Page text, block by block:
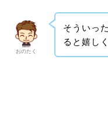
おのたく
そういっ
ると嬉し